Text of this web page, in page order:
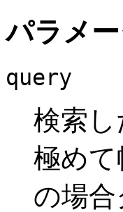
パラメー
query
検索
極め
の場